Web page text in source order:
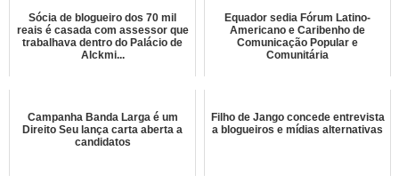
Sócia de blogueiro dos 70 mil
reais é casada com assessor que
trabalhava dentro do Palácio de
Alckmi...
Equador sedia Fórum Latino-
Americano e Caribenho de
Comunicação Popular e
Comunitária
Campanha Banda Larga é um
Direito Seu lança carta aberta a
candidatos
Filho de Jango concede entrevista
a blogueiros e mídias alternativas